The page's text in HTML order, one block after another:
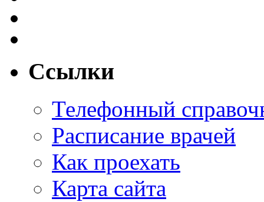
Ссылки
Телефонный
Расписание врачей
Как проехать
Карта сайта